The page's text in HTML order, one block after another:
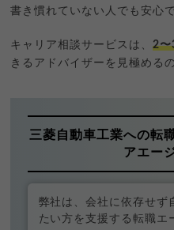
書き慣れていない人でも安心で
キャリア相談サービスは、 2〜
きるアドバイザーを見極める
三菱自動車工業への転
アエー
弊社は、会社に依存せず
たい方を支援する転職エ